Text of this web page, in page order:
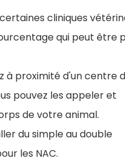
cliniques
qui peut être
à proximité d'un centre
pouvez les appeler et
de votre animal.
du simple au double
les NAC.